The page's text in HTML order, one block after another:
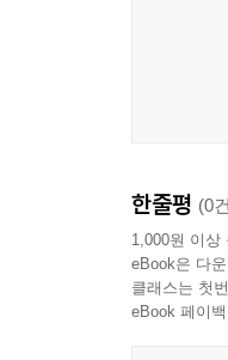
한줄평 (0
1,000원 이상
eBook은 다
클래스는 첫
eBook 페이